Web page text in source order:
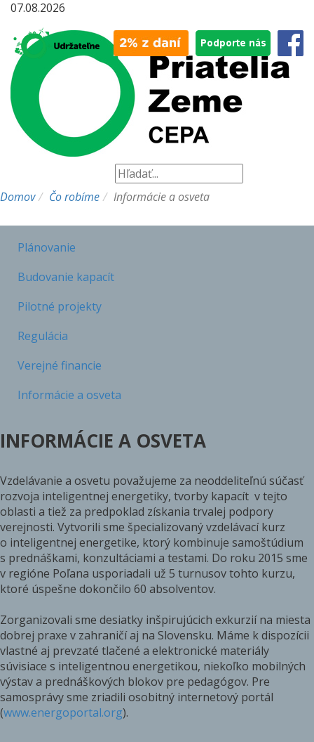
07.08.2026
Domov Čo robíme Informácie a osveta
Plánovanie
Budovanie kapacít
Pilotné projekty
Regulácia
Verejné financie
Informácie a osveta
INFORMÁCIE A OSVETA
Vzdelávanie a osvetu považujeme za neoddeliteľnú súčasť
rozvoja inteligentnej energetiky, tvorby kapacít v tejto
oblasti a tiež za predpoklad získania trvalej podpory
verejnosti. Vytvorili sme špecializovaný vzdelávací kurz
o inteligentnej energetike, ktorý kombinuje samoštúdium
s prednáškami, konzultáciami a testami. Do roku 2015 sme
v regióne Poľana usporiadali už 5 turnusov tohto kurzu,
ktoré úspešne dokončilo 60 absolventov.
Zorganizovali sme desiatky inšpirujúcich exkurzií na miesta
dobrej praxe v zahraničí aj na Slovensku. Máme k dispozícii
vlastné aj prevzaté tlačené a elektronické materiály
súvisiace s inteligentnou energetikou, niekoľko mobilných
výstav a prednáškových blokov pre pedagógov. Pre
samosprávy sme zriadili osobitný internetový portál
(www.energoportal.org).